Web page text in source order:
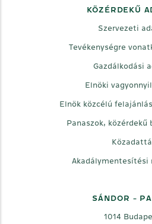
KÖZÉRDEKŰ
Szervezeti
Tevékenységre
Gazdálkodási
Elnöki
Elnök közcélú
Panaszok, közérdekű
Akadálymentesítési
SÁNDOR -
1014